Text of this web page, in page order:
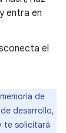
entra en
el
de
desarrollo,
te solicitará